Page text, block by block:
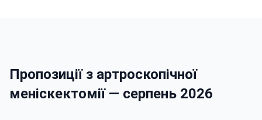
Пропозиції з артроскопічної
меніскектомії — серпень 2026